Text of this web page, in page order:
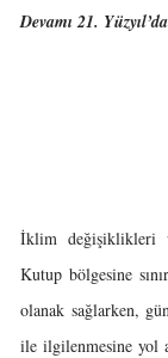
Devamı 21.
İklim değişiklikleri
Kutup bölgesine
olanak sağlarken,
ile ilgilenmesine yol